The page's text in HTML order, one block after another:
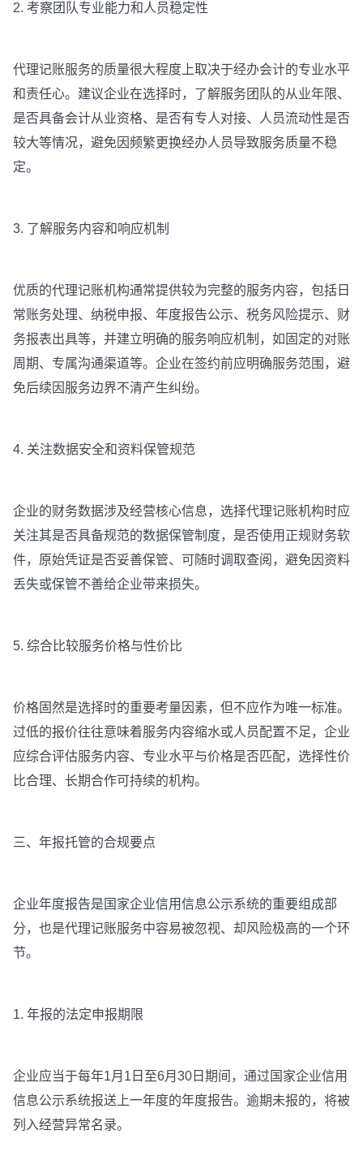
2. 考察团队专业能力和人员稳定性
代理记账服务的质量很大程度上取决于经办会计的专业水平
和责任心。建议企业在选择时，了解服务团队的从业年限、
是否具备会计从业资格、是否有专人对接、人员流动性是否
较大等情况，避免因频繁更换经办人员导致服务质量不稳
定。
3. 了解服务内容和响应机制
优质的代理记账机构通常提供较为完整的服务内容，包括日
常账务处理、纳税申报、年度报告公示、税务风险提示、财
务报表出具等，并建立明确的服务响应机制，如固定的对账
周期、专属沟通渠道等。企业在签约前应明确服务范围，避
免后续因服务边界不清产生纠纷。
4. 关注数据安全和资料保管规范
企业的财务数据涉及经营核心信息，选择代理记账机构时应
关注其是否具备规范的数据保管制度，是否使用正规财务软
件，原始凭证是否妥善保管、可随时调取查阅，避免因资料
丢失或保管不善给企业带来损失。
5. 综合比较服务价格与性价比
价格固然是选择时的重要考量因素，但不应作为唯一标准。
过低的报价往往意味着服务内容缩水或人员配置不足，企业
应综合评估服务内容、专业水平与价格是否匹配，选择性价
比合理、长期合作可持续的机构。
三、年报托管的合规要点
企业年度报告是国家企业信用信息公示系统的重要组成部
分，也是代理记账服务中容易被忽视、却风险极高的一个环
节。
1. 年报的法定申报期限
企业应当于每年1月1日至6月30日期间，通过国家企业信用
信息公示系统报送上一年度的年度报告。逾期未报的，将被
列入经营异常名录。